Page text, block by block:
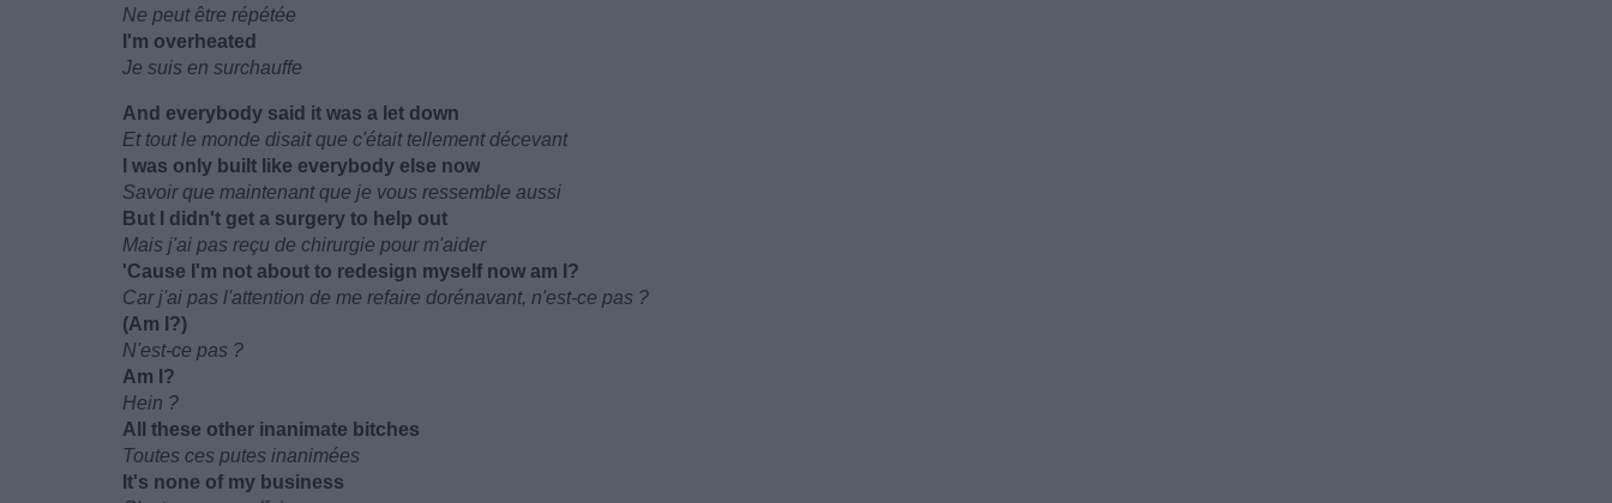
Ne peut être répétée
I'm overheated
Je suis en surchauffe
And everybody said it was a let down
Et tout le monde disait que c'était tellement décevant
I was only built like everybody else now
Savoir que maintenant que je vous ressemble aussi
But I didn't get a surgery to help out
Mais j'ai pas reçu de chirurgie pour m'aider
'Cause I'm not about to redesign myself now am I?
Car j'ai pas l'attention de me refaire dorénavant, n'est-ce pas ?
(Am I?)
N'est-ce pas ?
Am I?
Hein ?
All these other inanimate bitches
Toutes ces putes inanimées
It's none of my business